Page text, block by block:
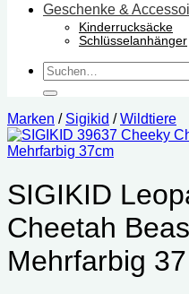
Geschenke &
Kinderrucksäcke
Schlüsselanhänger
Suchen
nach:
Marken / Sigikid / Wildtiere
SIGIKID
Cheetah
Mehrfarbig